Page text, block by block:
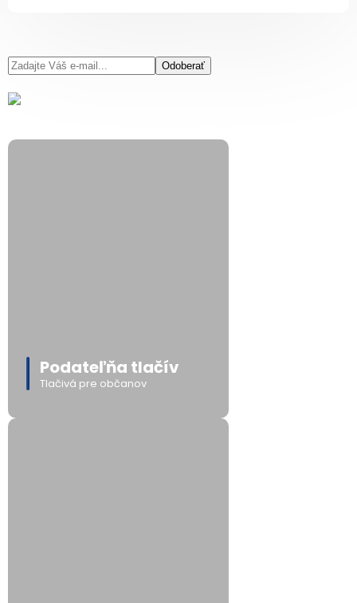
Odoberať
Podateľňa tlačív
Tlačivá pre občanov